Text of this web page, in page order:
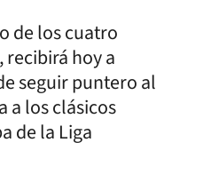
de los cuatro
recibirá hoy a
seguir puntero al
a los clásicos
de la Liga